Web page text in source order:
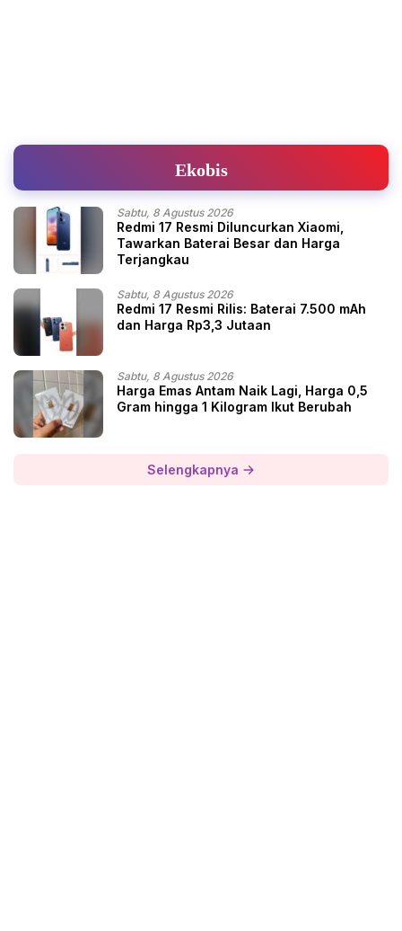
Ekobis
Sabtu, 8 Agustus 2026
Redmi 17 Resmi Diluncurkan Xiaomi,
Tawarkan Baterai Besar dan Harga
Terjangkau
Sabtu, 8 Agustus 2026
Redmi 17 Resmi Rilis: Baterai 7.500 mAh
dan Harga Rp3,3 Jutaan
Sabtu, 8 Agustus 2026
Harga Emas Antam Naik Lagi, Harga 0,5
Gram hingga 1 Kilogram Ikut Berubah
Selengkapnya